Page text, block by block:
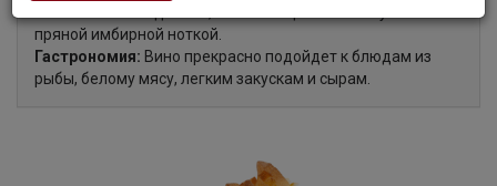
пряной имбирной ноткой.
Гастрономия: Вино прекрасно подойдет к блюдам из
рыбы, белому мясу, легким закускам и сырам.